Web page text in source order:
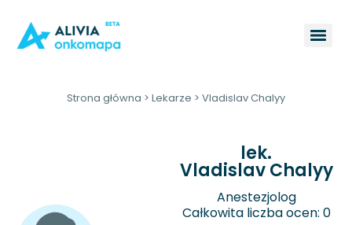
Strona główna > Lekarze > Vladislav Chalyy
lek.
Vladislav Chalyy
Anestezjolog
Całkowita liczba ocen: 0